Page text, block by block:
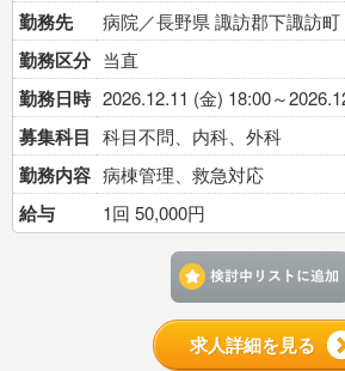
勤務先
病院／長野県 諏訪郡下諏訪町
勤務区分 当直
勤務日時 2026.12.11 (金) 18:00～
募集科目 科目不問、内科、外科
勤務内容 病棟管理、救急対応
給与 1回 50,000円
求人詳細を見る